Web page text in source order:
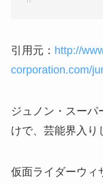
引用元： http://
corporation.com/
ジュノン・スーパ
けで、芸能界入り
仮面ライダーウィ